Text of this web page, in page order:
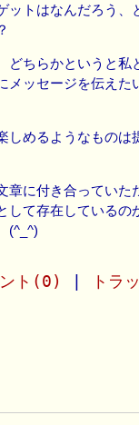
ットはなんだろう、
どちらかというと私
メッセージを伝えた
しめるようなものは
章に付き合っていた
して存在しているの
(^_^)
ト(0) | トラ